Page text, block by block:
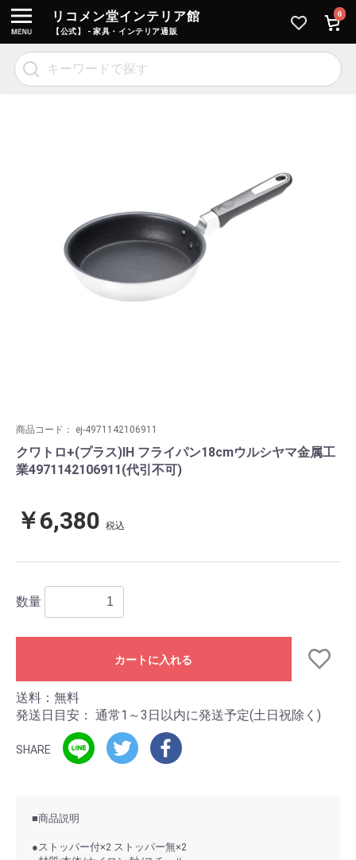
リコメン堂インテリア館
【公式】 - 家具・インテリア通販
0
商品コード： ej-4971142106911
クワトロ+(プラス)IH フライパン18cmウルシヤマ金属工
業4971142106911(代引不可)
￥6,380 税込
数量
カートに入れる
送料：無料
発送日目安： 通常1～3日以内に発送予定(土日祝除く)
SHARE
■商品説明
●ストッパー付×2 ストッパー無×2